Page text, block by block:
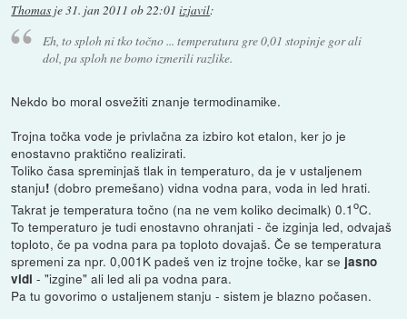
Thomas je31. jan 2011 ob 22:01 izjavil:
Eh, to sploh ni tko točno ... temperatura gre 0,01 stopinje gor ali
dol, pa sploh ne bomo izmerili razlike.
Nekdo bo moral osvežiti znanje termodinamike.
Trojna točka vode je privlačna za izbiro kot etalon, ker jo je
enostavno praktično realizirati.
Toliko časa spreminjaš tlak in temperaturo, da je v ustaljenem
stanju! (dobro premešano) vidna vodna para, voda in led hrati.
Takrat je temperatura točno (na ne vem koliko decimalk) 0.1oC.
To temperaturo je tudi enostavno ohranjati - če izginja led, odvajaš
toploto, če pa vodna para pa toploto dovajaš. Če se temperatura
spremeni za npr. 0,001K padeš ven iz trojne točke, kar se jasno
vidi - "izgine" ali led ali pa vodna para.
Pa tu govorimo o ustaljenem stanju - sistem je blazno počasen.